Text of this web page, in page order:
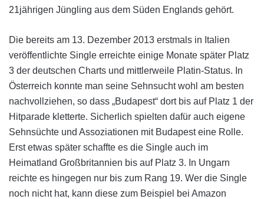
21jährigen Jüngling aus dem Süden Englands gehört.
Die bereits am 13. Dezember 2013 erstmals in Italien
veröffentlichte Single erreichte einige Monate später Platz
3 der deutschen Charts und mittlerweile Platin-Status. In
Österreich konnte man seine Sehnsucht wohl am besten
nachvollziehen, so dass „Budapest“ dort bis auf Platz 1 der
Hitparade kletterte. Sicherlich spielten dafür auch eigene
Sehnsüchte und Assoziationen mit Budapest eine Rolle.
Erst etwas später schaffte es die Single auch im
Heimatland Großbritannien bis auf Platz 3. In Ungarn
reichte es hingegen nur bis zum Rang 19. Wer die Single
noch nicht hat, kann diese zum Beispiel bei Amazon